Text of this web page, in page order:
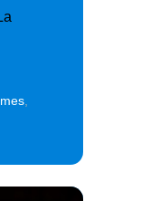
,